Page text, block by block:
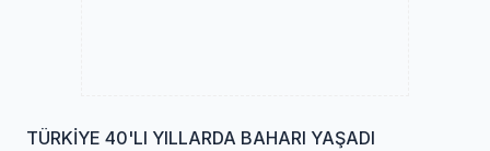
TÜRKİYE 40'LI YILLARDA BAHARI YAŞADI